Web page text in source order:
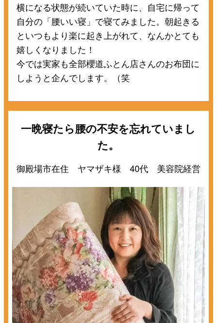
横になる状態が続いていた時に、自宅に帰って
自分の「腰いい寝」で寝てみました。朝起きる
といつもより楽に起き上がれて、なんかとても
嬉しくなりました！
今では実家も全部櫻道ふとん店さんのお布団に
しようと企んでします。（笑
一晩寝たら腰の不安を忘れていまし
た。
御殿場市在住 ヤマザキ様 40代 美容院経営